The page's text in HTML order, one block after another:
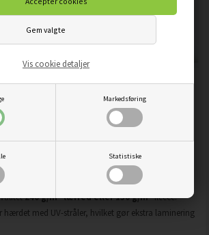
Markedsføring
Statistiske
Vis cookie detaljer
modstandsdygtige over for slid, ridser og snavs.
240 g/m lærred eller 130 g/m fleece.
hærdet med UV-stråler, hvilket gør ekstra laminering